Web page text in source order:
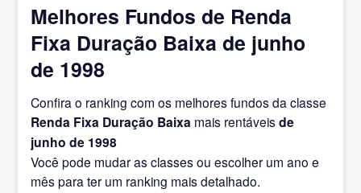
Melhores Fundos de Renda
Fixa Duração Baixa de junho
de 1998
Confira o ranking com os melhores fundos da classe
Renda Fixa Duração Baixa mais rentáveisde
junho de 1998
Você pode mudar as classes ou escolher um ano e
mês para ter um ranking mais detalhado.